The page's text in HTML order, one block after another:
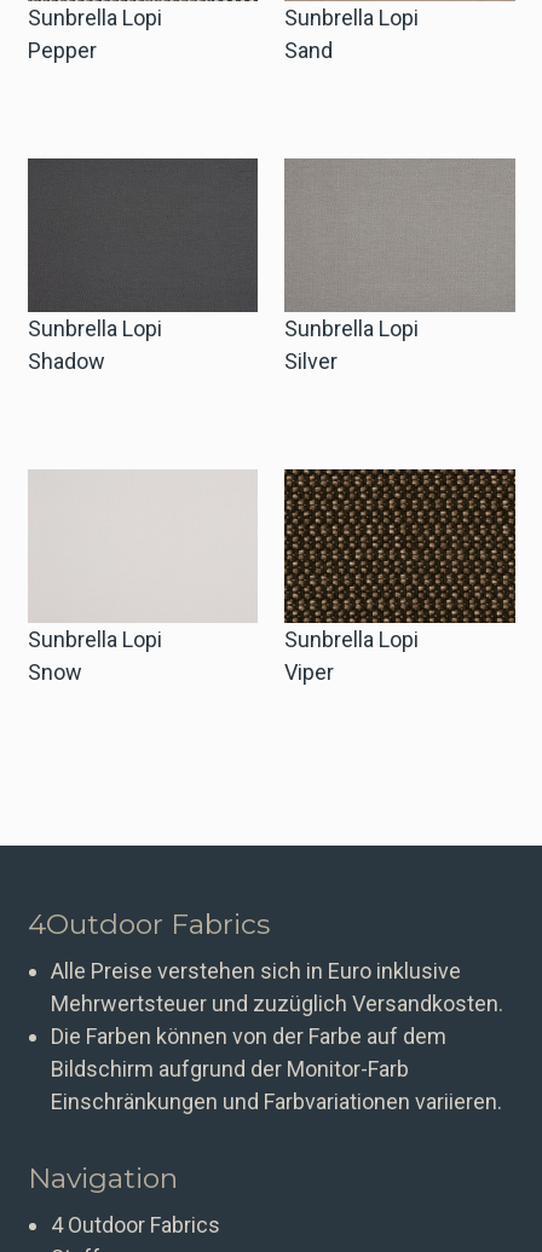
Sunbrella Lopi
Pepper
Sunbrella Lopi
Sand
Sunbrella Lopi
Shadow
Sunbrella Lopi
Silver
Sunbrella Lopi
Snow
Sunbrella Lopi
Viper
4Outdoor Fabrics
Alle Preise verstehen sich in Euro inklusive
Mehrwertsteuer und zuzüglich Versandkosten.
Die Farben können von der Farbe auf dem
Bildschirm aufgrund der Monitor-Farb
Einschränkungen und Farbvariationen variieren.
Navigation
4 Outdoor Fabrics